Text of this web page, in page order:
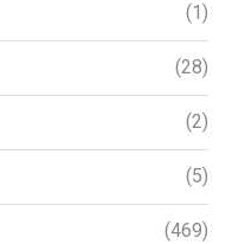
(1)
(28)
(2)
(5)
(469)